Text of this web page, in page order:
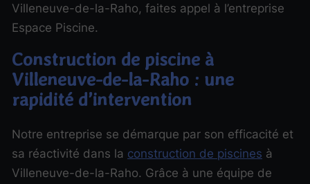
Villeneuve-de-la-Raho, faites appel à l’entreprise
Espace Piscine.
Construction de piscine à
Villeneuve-de-la-Raho : une
rapidité d’intervention
Notre entreprise se démarque par son efficacité et
sa réactivité dans la construction de piscines à
Villeneuve-de-la-Raho. Grâce à une équipe de